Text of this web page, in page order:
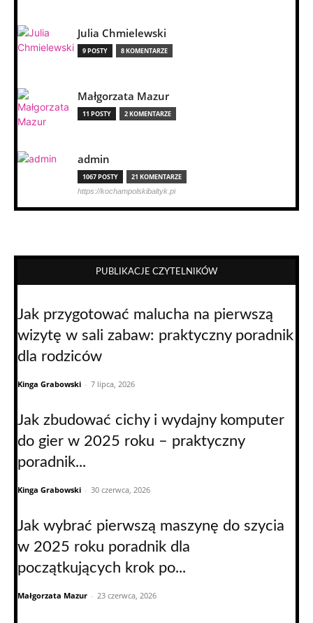
Julia Chmielewski
9 POSTY 8 KOMENTARZE
Małgorzata Mazur
11 POSTY 2 KOMENTARZE
admin
1067 POSTY 21 KOMENTARZE
https://kochampolskibaltyk.pl
PUBLIKACJE CZYTELNIKÓW
Jak przygotować malucha na pierwszą
wizytę w sali zabaw: praktyczny poradnik
dla rodziców
Kinga Grabowski - 7 lipca, 2026
Jak zbudować cichy i wydajny komputer
do gier w 2025 roku – praktyczny
poradnik...
Kinga Grabowski - 30 czerwca, 2026
Jak wybrać pierwszą maszynę do szycia
w 2025 roku poradnik dla
początkujących krok po...
Małgorzata Mazur - 23 czerwca, 2026